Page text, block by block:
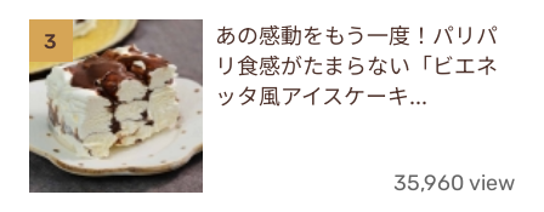
あの感動をもう一度！パリパ
リ食感がたまらない「ビエネ
ッタ風アイスケーキ...
35,960 view